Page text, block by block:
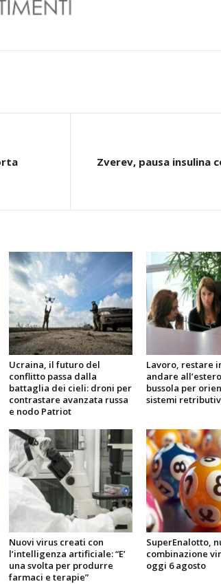
Zverev, pausa insulina
Ucraina, il futuro del
conflitto passa dalla
battaglia dei cieli: droni per
contrastare avanzata russa
e nodo Patriot
Lavoro, restare
andare
bussola per
sistemi
Nuovi virus creati con
l’intelligenza artificiale: “E’
una svolta per produrre
farmaci e terapie”
SuperEnalotto,
combinazione
oggi 6 agosto